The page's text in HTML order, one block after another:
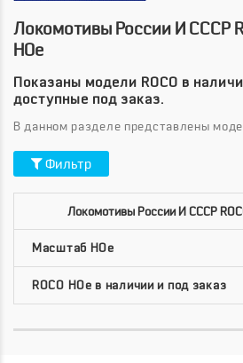
Локомотивы России И СССР
HOe
Показаны модели ROCO в
доступные под заказ.
В данном разделе представлены
Фильтр
Локомотивы России И СССР